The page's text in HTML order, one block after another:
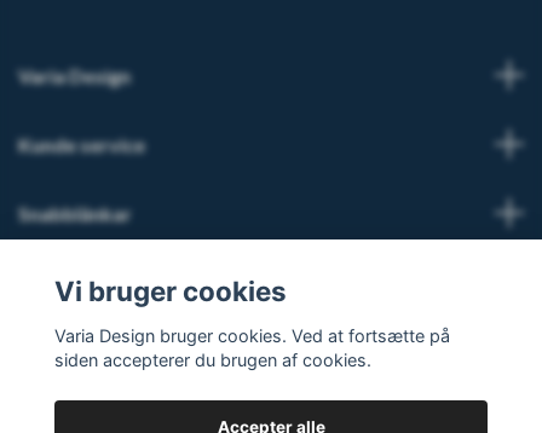
Varia Design
Kunde service
Snabblänkar
Sociale medier
Vi bruger cookies
Varia Design bruger cookies. Ved at fortsætte på
siden accepterer du brugen af cookies.
Accepter alle